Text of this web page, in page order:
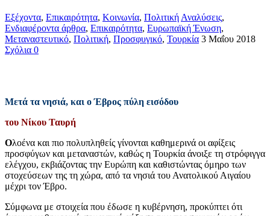
Εξέχοντα, Επικαιρότητα, Κοινωνία, Πολιτική Αναλύσεις,
Ενδιαφέροντα άρθρα, Επικαιρότητα, Ευρωπαϊκή Ένωση,
Μεταναστευτικό, Πολιτική, Προσφυγικό, Τουρκία 3 Μαΐου 2018
Σχόλια 0
Μετά τα νησιά, και ο Έβρος πύλη εισόδου
του Νίκου Ταυρή
Ολοένα και πιο πολυπληθείς γίνονται καθημερινά οι αφίξεις
προσφύγων και μεταναστών, καθώς η Τουρκία άνοιξε τη στρόφιγγα
ελέγχου, εκβιάζοντας την Ευρώπη και καθιστώντας όμηρο των
στοχεύσεων της τη χώρα, από τα νησιά του Ανατολικού Αιγαίου
μέχρι τον Έβρο.
Σύμφωνα με στοιχεία που έδωσε η κυβέρνηση, προκύπτει ότι